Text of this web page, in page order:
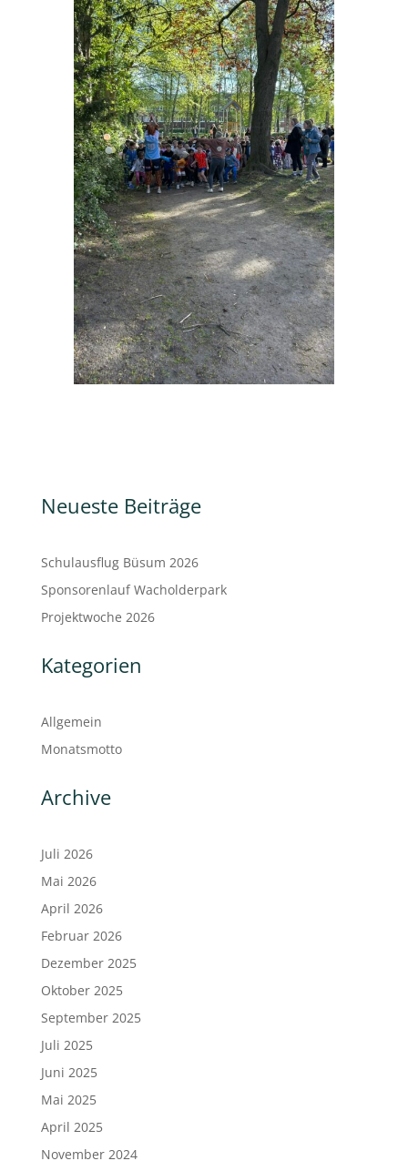
Neueste Beiträge
Schulausflug Büsum 2026
Sponsorenlauf Wacholderpark
Projektwoche 2026
Kategorien
Allgemein
Monatsmotto
Archive
Juli 2026
Mai 2026
April 2026
Februar 2026
Dezember 2025
Oktober 2025
September 2025
Juli 2025
Juni 2025
Mai 2025
April 2025
November 2024